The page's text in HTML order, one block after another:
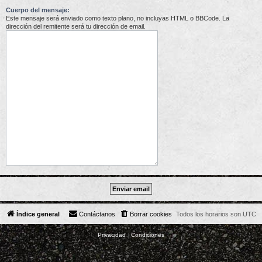
Cuerpo del mensaje:
Este mensaje será enviado como texto plano, no incluyas HTML o BBCode. La
dirección del remitente será tu dirección de email.
Índice general Todos los horarios son UTC
Borrar cookies
Contáctanos
Privacidad|Condiciones